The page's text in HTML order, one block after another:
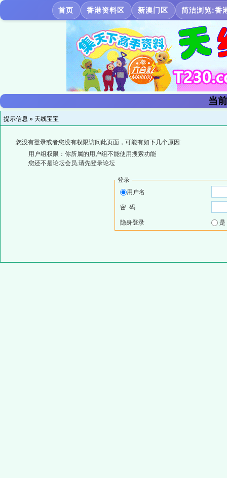
首页 香港资料区 新澳门区 简洁浏览:香
当
提示信息 » 天线宝宝
您没有登录或者您没有权限访问此页面，可能有如下几个原因:
用户组权限：你所属的用户组不能使用搜索功能
您还不是论坛会员,请先登录论坛
登录
用户名
密 码
隐身登录